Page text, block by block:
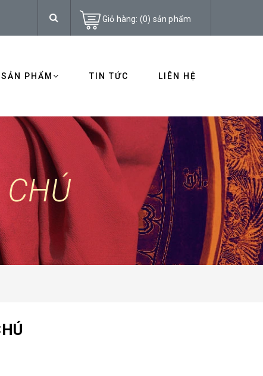
Giỏ hàng: (0) sản phẩm
SẢN PHẨM TIN TỨC LIÊN HỆ